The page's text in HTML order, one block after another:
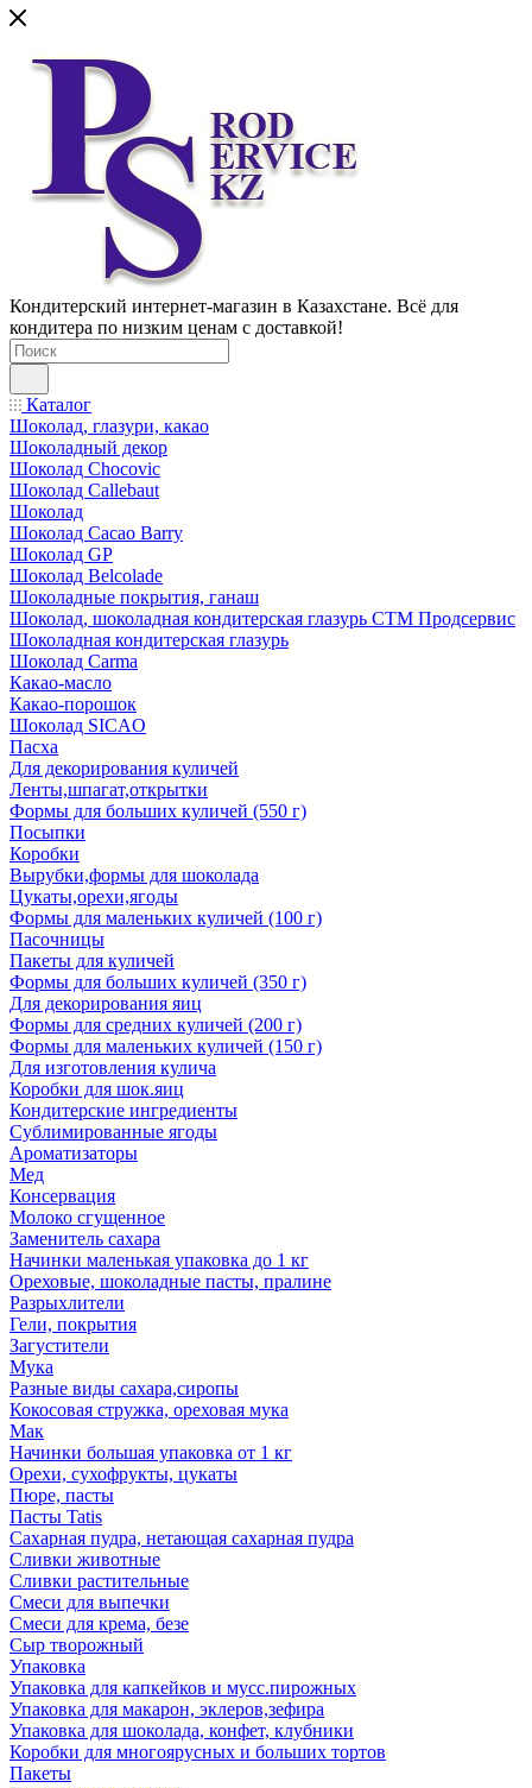
Кондитерский интернет-магазин в Казахстане. Всё для
кондитера по низким ценам с доставкой!
Каталог
Шоколад, глазури, какао
Шоколадный декор
Шоколад Chocovic
Шоколад Callebaut
Шоколад
Шоколад Cacao Barry
Шоколад GP
Шоколад Belcolade
Шоколадные покрытия, ганаш
Шоколад, шоколадная кондитерская глазурь СТМ Продсервис
Шоколадная кондитерская глазурь
Шоколад Carma
Какао-масло
Какао-порошок
Шоколад SICAO
Пасха
Для декорирования куличей
Ленты,шпагат,открытки
Формы для больших куличей (550 г)
Посыпки
Коробки
Вырубки,формы для шоколада
Цукаты,орехи,ягоды
Формы для маленьких куличей (100 г)
Пасочницы
Пакеты для куличей
Формы для больших куличей (350 г)
Для декорирования яиц
Формы для средних куличей (200 г)
Формы для маленьких куличей (150 г)
Для изготовления кулича
Коробки для шок.яиц
Кондитерские ингредиенты
Сублимированные ягоды
Ароматизаторы
Мед
Консервация
Молоко сгущенное
Заменитель сахара
Начинки маленькая упаковка до 1 кг
Ореховые, шоколадные пасты, пралине
Разрыхлители
Гели, покрытия
Загустители
Мука
Разные виды сахара,сиропы
Кокосовая стружка, ореховая мука
Мак
Начинки большая упаковка от 1 кг
Орехи, сухофрукты, цукаты
Пюре, пасты
Пасты Tatis
Сахарная пудра, нетающая сахарная пудра
Сливки животные
Сливки растительные
Смеси для выпечки
Смеси для крема, безе
Сыр творожный
Упаковка
Упаковка для капкейков и мусс.пирожных
Упаковка для макарон, эклеров,зефира
Упаковка для шоколада, конфет, клубники
Коробки для многоярусных и больших тортов
Пакеты